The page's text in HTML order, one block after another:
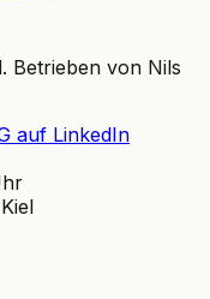
Betrieben von Nils
auf LinkedIn